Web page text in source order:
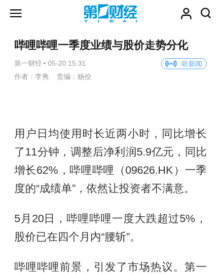
哔哩哔哩一季度业绩与股价走势分化
第一财经 • 05-20 15:31
听新闻
作者：李隽 责编：杨佼
用户日均使用时长近两小时，同比增长
了11分钟，调整后净利润5.9亿元，同比
增长62%，哔哩哔哩（09626.HK）一季
度的“成绩单”，依然让投资者不满意。
5月20日，哔哩哔哩一度大跌超过5%，
股价已在四个月内“腰斩”。
哔哩哔哩前景，引发了市场热议。第一